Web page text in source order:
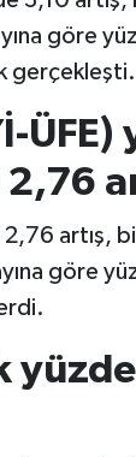
göre
gerçekleşti.
artış,
göre